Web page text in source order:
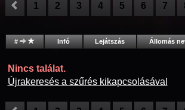
1 2 3 4 5 6 7
# Infó Lejátszás Állomás
Nincs találat.
Újrakeresés a szűrés kikapcsolásával